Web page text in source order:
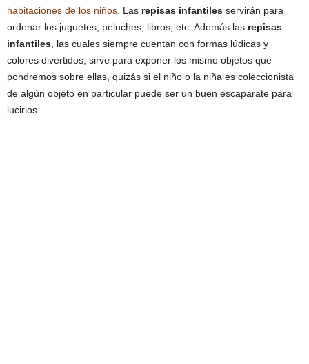
habitaciones de los niños . Las repisas infantiles servirán para
ordenar los juguetes, peluches, libros, etc. Además las repisas
infantiles , las cuales siempre cuentan con formas lúdicas y
colores divertidos, sirve para exponer los mismo objetos que
pondremos sobre ellas, quizás si el niño o la niña es coleccionista
de algún objeto en particular puede ser un buen escaparate para
lucirlos.